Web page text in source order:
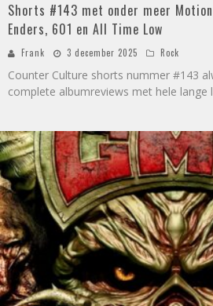
Shorts #143 met onder meer
Enders, 601 en All Time Low
Frank 3 december 2025 Rock
Counter Culture shorts nummer #143
complete albumreviews met hele lange